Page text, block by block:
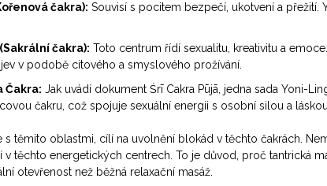
čakra): Souvisí s pocitem bezpečí, ukotvení a přežití.
čakra): Toto centrum řídí sexualitu, kreativitu a
v podobě citového a smyslového prožívání.
Čakra: Jak uvádí dokument Śrī Cakra Pūjā, jedna sada Yoni-
čakru, což spojuje sexuální energii s osobní silou a láskou.
s těmito oblastmi, cílí na uvolnění blokád v těchto čakrách.
těchto energetických centrech. To je důvod, proč tantrická
otevřenost než běžná relaxační masáž.